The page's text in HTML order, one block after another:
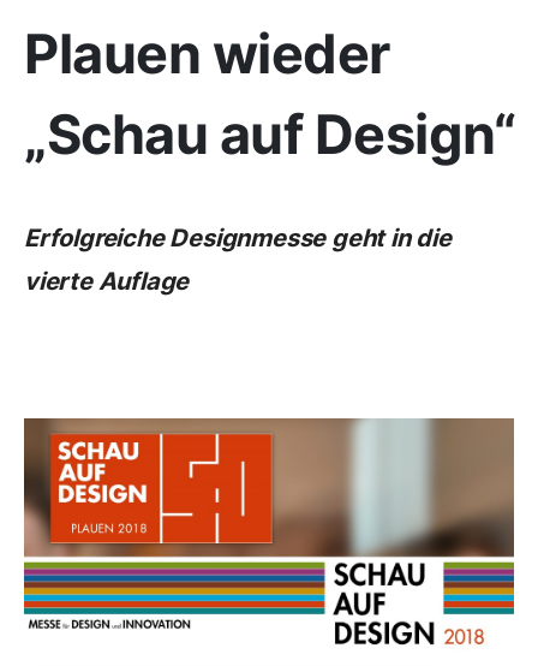
Plauen wieder
„Schau auf Design“
Erfolgreiche Designmesse geht in die
vierte Auflage